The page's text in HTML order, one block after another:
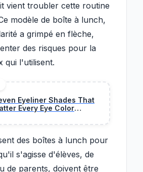
vient troubler cette routine
modèle de boîte à lunch,
a grimpé en flèche,
des risques pour la
qui l'utilisent.
Eyeliner Shades That
Every Eye Color
des boîtes à lunch pour
s'agisse d'élèves, de
de parents, doivent être